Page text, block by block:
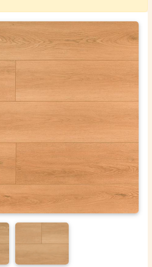
переданы третьим лицам
переданы третьим лицам